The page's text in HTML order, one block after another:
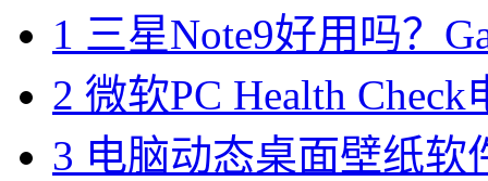
1 三星Note9好用吗？
2 微软PC Health
3 电脑动态桌面壁纸软